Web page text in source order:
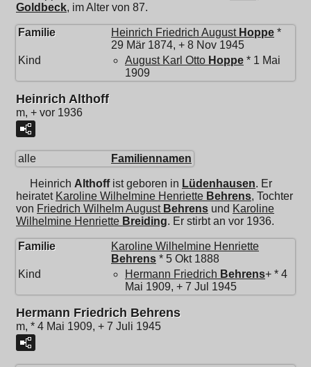
Goldbeck, im Alter von 87.
Familie Heinrich Friedrich August Hoppe *
29 Mär 1874, + 8 Nov 1945
Kind
August Karl Otto Hoppe * 1 Mai
1909
Heinrich Althoff
m, + vor 1936
alle Familiennamen
Heinrich Althoffist geboren in Lüdenhausen. Er
heiratet Karoline Wilhelmine Henriette Behrens, Tochter
von Friedrich Wilhelm August Behrens und Karoline
Wilhelmine Henriette Breiding. Er stirbt an vor 1936.
Familie
Karoline Wilhelmine Henriette
Behrens * 5 Okt 1888
Kind
Hermann Friedrich Behrens+ * 4
Mai 1909, + 7 Jul 1945
Hermann Friedrich Behrens
m, * 4 Mai 1909, + 7 Juli 1945